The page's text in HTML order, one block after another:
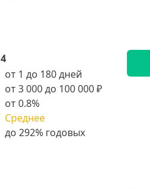
4
от 1 до 180 дней
от 3 000 до 100 000 ₽
от 0.8%
Среднее